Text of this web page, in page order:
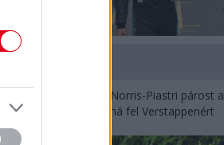
megtartaná a Norris-Piastri párost a
nem borítaná fel Verstappenért